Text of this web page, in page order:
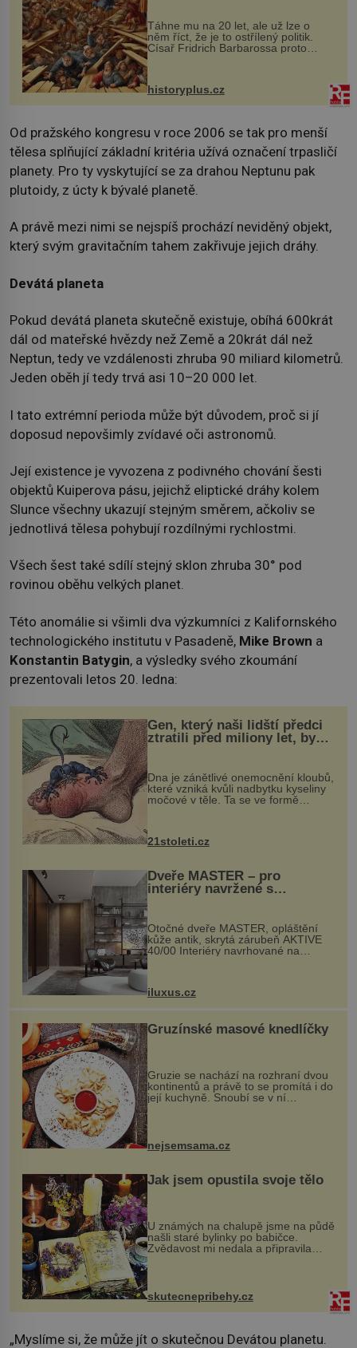
Táhne mu na 20 let, ale už lze o
něm říct, že je to ostřílený politik.
Císař Fridrich Barbarossa proto
posílá svého syna a dědice Jindřicha
VI. do Erfurtu, aby se stal
prostředníkem při řešení sporu m...
historyplus.cz
Od pražského kongresu v roce 2006 se tak pro menší
tělesa splňující základní kritéria užívá označení trpasličí
planety. Pro ty vyskytující se za drahou Neptunu pak
plutoidy, z úcty k bývalé planetě.
A právě mezi nimi se nejspíš prochází neviděný objekt,
který svým gravitačním tahem zakřivuje jejich dráhy.
Devátá planeta
Pokud devátá planeta skutečně existuje, obíhá 600krát
dál od mateřské hvězdy než Země a 20krát dál než
Neptun, tedy ve vzdálenosti zhruba 90 miliard kilometrů.
Jeden oběh jí tedy trvá asi 10–20 000 let.
I tato extrémní perioda může být důvodem, proč si jí
doposud nepovšimly zvídavé oči astronomů.
Její existence je vyvozena z podivného chování šesti
objektů Kuiperova pásu, jejichž eliptické dráhy kolem
Slunce všechny ukazují stejným směrem, ačkoliv se
jednotlivá tělesa pohybují rozdílnými rychlostmi.
Všech šest také sdílí stejný sklon zhruba 30° pod
rovinou oběhu velkých planet.
Této anomálie si všimli dva výzkumníci z Kalifornského
technologického institutu v Pasadeně, Mike Brown a
Konstantin Batygin, a výsledky svého zkoumání
prezentovali letos 20. ledna:
Gen, který naši lidští předci
ztratili před miliony let, by
mohl pomoci s léčbou
„nemoci králů“
Dna je zánětlivé onemocnění kloubů,
které vzniká kvůli nadbytku kyseliny
močové v těle. Ta se ve formě
nohou, a způsobuje bole...
21stoleti.cz
Dveře MASTER – pro
interiéry navržené s
rozumem i vášní!
Otočné dveře MASTER, opláštění
kůže antik, skrytá zárubeň AKTIVE
40/00 Interiéry navrhované na
zakázku často vyžadují atypické
rozměry nejen nábytku, ale i
dnes umož...
iluxus.cz
Gruzínské masové knedlíčky
Gruzie se nachází na rozhraní dvou
kontinentů a právě to se promítá i do
její kuchyně. Snoubí se v ní
evropské a asijské chutě a díky tomu
pokrmy, které rozhodně st...
nejsemsama.cz
Jak jsem opustila svoje tělo
U známých na chalupě jsme na půdě
našli staré bylinky po babičce.
Zvědavost mi nedala a připravila
jsem si z nich lektvar… Zimní pobyt
na chalupě se pro mě vlastní vinou
změnil v děsivý zážitek, na kt...
skutecnepribehy.cz
„Myslíme si, že může jít o skutečnou Devátou planetu.